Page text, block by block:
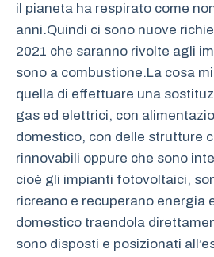
il pianeta ha respirato come
anni.Quindi ci sono nuove
2021 che saranno rivolte agli
sono a combustione.La cosa
quella di effettuare una
gas ed elettrici, con
domestico, con delle strutture
rinnovabili oppure che sono
cioè gli impianti fotovoltaici,
ricreano e recuperano energia
domestico traendola
sono disposti e posizionati